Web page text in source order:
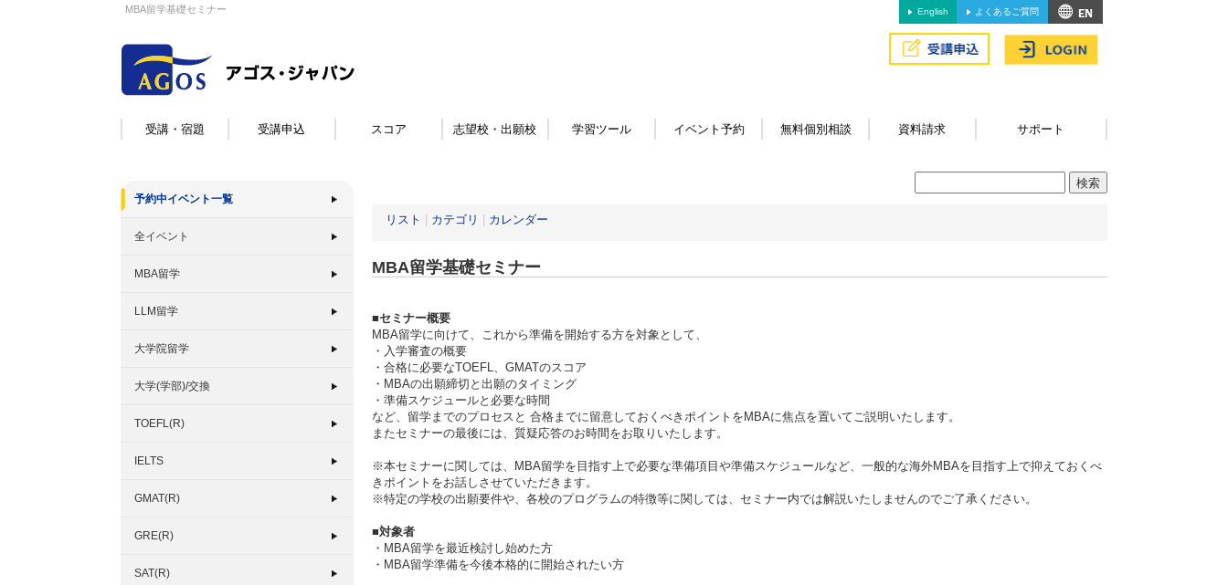
MBA留学基礎セミナー English よくあるご質問
受講・宿題 受講申込 スコア 志望校・出願校 学習ツール イベント予約 無料個別相談 資料請求 サポート
予約中イベント一覧
全イベント
MBA留学
LLM留学
大学院留学
大学(学部)/交換
TOEFL(R)
IELTS
GMAT(R)
GRE(R)
SAT(R)
リスト カテゴリ カレンダー
MBA留学基礎セミナー
■セミナー概要
MBA留学に向けて、これから準備を開始する方を対象として、
・入学審査の概要
・合格に必要なTOEFL、GMATのスコア
・MBAの出願締切と出願のタイミング
・準備スケジュールと必要な時間
など、留学までのプロセスと 合格までに留意しておくべきポイントをMBAに焦点を置いてご説明いたします。
またセミナーの最後には、質疑応答のお時間をお取りいたします。
※本セミナーに関しては、MBA留学を目指す上で必要な準備項目や準備スケジュールなど、一般的な海外MBAを目指す上で抑えておくべ
きポイントをお話しさせていただきます。
※特定の学校の出願要件や、各校のプログラムの特徴等に関しては、セミナー内では解説いたしませんのでご了承ください。
■対象者
・MBA留学を最近検討し始めた方
・MBA留学準備を今後本格的に開始されたい方